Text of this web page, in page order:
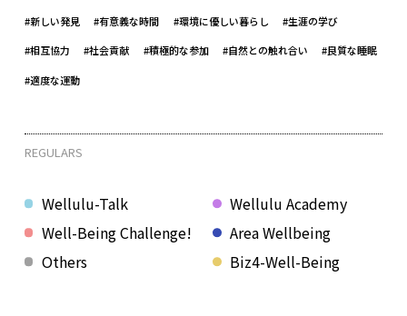
#新しい発見 #有意義な時間 #環境に優しい暮らし #生涯の学び
#相互協力 #社会貢献 #積極的な参加 #自然との触れ合い #良質な睡眠
#適度な運動
REGULARS
Wellulu-Talk
Well-Being Challenge!
Biz4-Well-Being
Wellulu Academy
Area Wellbeing
Others